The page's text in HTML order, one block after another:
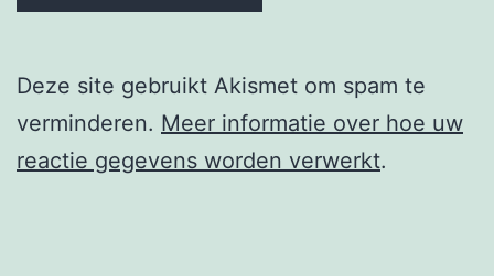
Deze site gebruikt Akismet om spam te
verminderen. Meer informatie over hoe uw
reactie gegevens worden verwerkt.